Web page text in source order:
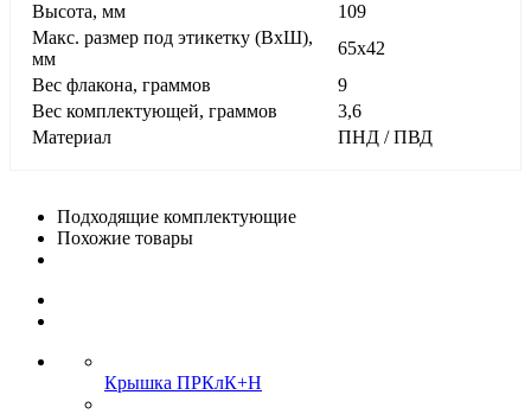
Высота, мм
109
Макс. размер под этикетку (ВхШ),
мм
65х42
Вес флакона, граммов
9
Вес комплектующей, граммов
3,6
Материал
ПНД / ПВД
Подходящие комплектующие
Похожие товары
Крышка ПРКлК+Н